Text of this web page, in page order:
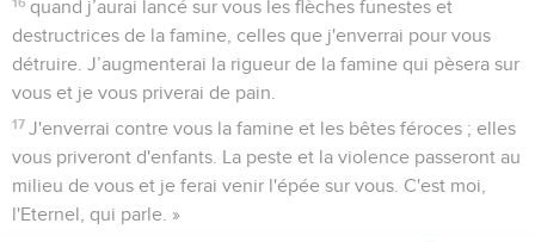
quand j’aurai lancé sur vous les flèches funestes et
destructrices de la famine, celles que j'enverrai pour vous
détruire. J’augmenterai la rigueur de la famine qui pèsera sur
vous et je vous priverai de pain.
17 J'enverrai contre vous la famine et les bêtes féroces ; elles
vous priveront d'enfants. La peste et la violence passeront au
milieu de vous et je ferai venir l'épée sur vous. C'est moi,
l'Eternel, qui parle. »